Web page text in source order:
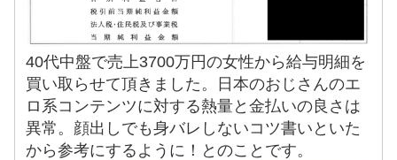
40代中盤で売上3700万円の女性から給与明細を
買い取らせて頂きました。日本のおじさんのエ
ロ系コンテンツに対する熱量と金払いの良さは
異常。顔出しでも身バレしないコツ書いといた
から参考にするように！とのことです。